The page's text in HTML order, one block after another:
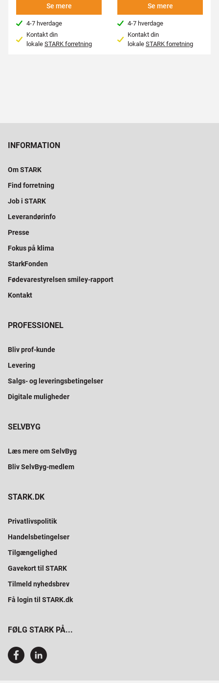
Se mere
4-7 hverdage
Kontakt din
lokale STARK forretning
Se mere
4-7 hverdage
Kontakt din
lokale STARK forretning
INFORMATION
Om STARK
Find forretning
Job i STARK
Leverandørinfo
Presse
Fokus på klima
StarkFonden
Fødevarestyrelsen smiley-rapport
Kontakt
PROFESSIONEL
Bliv prof-kunde
Levering
Salgs- og leveringsbetingelser
Digitale muligheder
SELVBYG
Læs mere om SelvByg
Bliv SelvByg-medlem
STARK.DK
Privatlivspolitik
Handelsbetingelser
Tilgængelighed
Gavekort til STARK
Tilmeld nyhedsbrev
Få login til STARK.dk
FØLG STARK PÅ...